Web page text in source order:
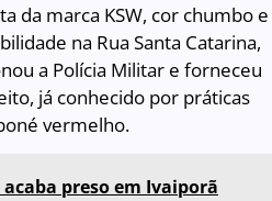
da marca KSW, cor chumbo e
na Rua Santa Catarina,
a Polícia Militar e forneceu
já conhecido por práticas
vermelho.
preso em Ivaiporã